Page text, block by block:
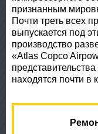
признанным
Почти треть всех
выпускается под
производство
«Atlas Copco
находятся почти в